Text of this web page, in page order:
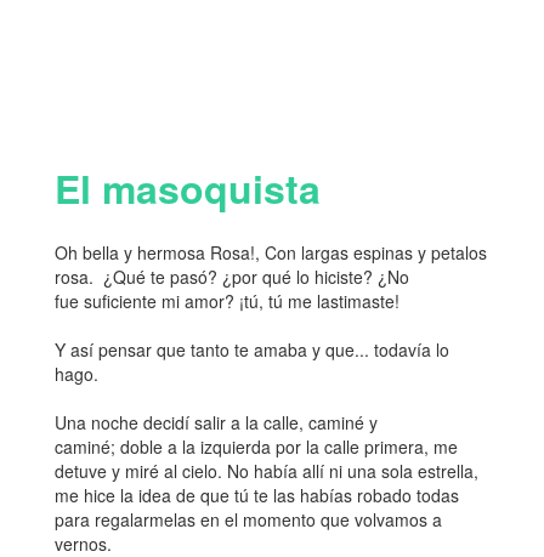
El masoquista
Oh bella y hermosa Rosa!, Con largas espinas y petalos
rosa. ¿Qué te pasó? ¿por qué lo hiciste? ¿No
fue suficiente mi amor? ¡tú, tú me lastimaste!
Y así pensar que tanto te amaba y que... todavía lo
hago.
Una noche decidí salir a la calle, caminé y
caminé; doble a la izquierda por la calle primera, me
detuve y miré al cielo. No había allí ni una sola estrella,
me hice la idea de que tú te las habías robado todas
para regalarmelas en el momento que volvamos a
vernos.